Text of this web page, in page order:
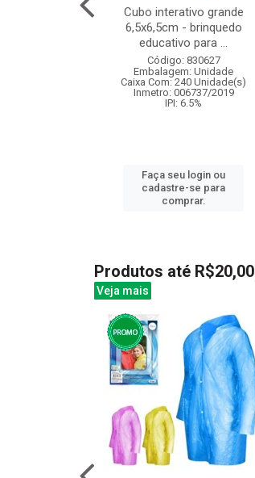
Cubo interativo grande
6,5x6,5cm - brinquedo
educativo para ...
Código: 830627
Embalagem: Unidade
Caixa Com: 240 Unidade(s)
Inmetro: 006737/2019
IPI: 6.5%
Faça seu login ou
cadastre-se para
comprar.
Produtos até R$20,00
Veja mais